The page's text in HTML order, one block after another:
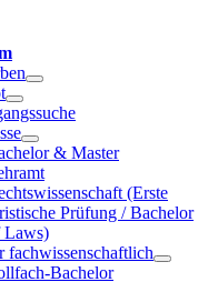
& Master
(Erste
Prüfung / Bachelor
Laws)
fachwissenschaftlich
Bachelor